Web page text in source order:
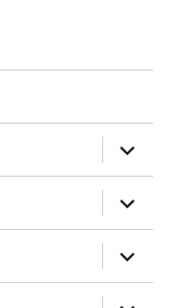
ouvrir
le
sous-
menu
ouvrir
le
sous-
menu
ouvrir
le
sous-
menu
ouvrir